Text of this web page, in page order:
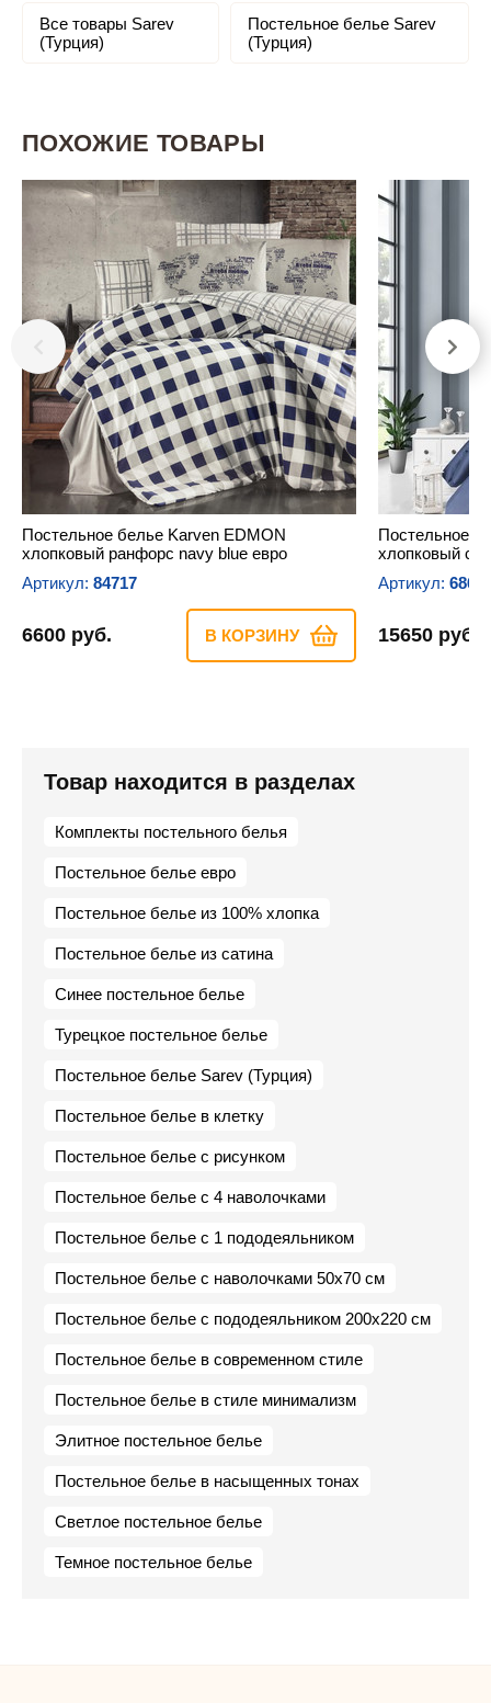
Все товары Sarev
(Турция)
Постельное белье Sarev
(Турция)
ПОХОЖИЕ ТОВАРЫ
Постельное белье Karven EDMON
хлопковый ранфорс navy blue евро
Артикул: 84717
6600 руб. В КОРЗИНУ
Постельное
хлопковый
Артикул:
15650 руб.
Товар находится в разделах
Комплекты постельного белья
Постельное белье евро
Постельное белье из 100% хлопка
Постельное белье из сатина
Синее постельное белье
Турецкое постельное белье
Постельное белье Sarev (Турция)
Постельное белье в клетку
Постельное белье с рисунком
Постельное белье с 4 наволочками
Постельное белье с 1 пододеяльником
Постельное белье с наволочками 50х70 см
Постельное белье с пододеяльником 200х220 см
Постельное белье в современном стиле
Постельное белье в стиле минимализм
Элитное постельное белье
Постельное белье в насыщенных тонах
Светлое постельное белье
Темное постельное белье